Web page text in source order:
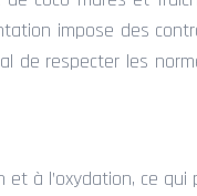
impose des
de respecter les
et à l’oxydation, ce